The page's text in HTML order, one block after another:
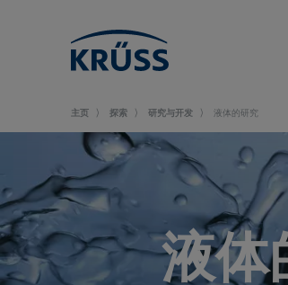
主页 探索 研究与开发 液体的研究
液体